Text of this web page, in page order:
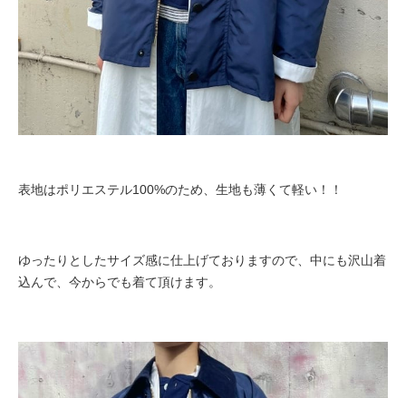
表地はポリエステル100%のため、 生地も薄くて軽い！！
ゆったりとしたサイズ感に仕上げておりますので、中にも沢山着
込んで、今からでも着て頂けます。